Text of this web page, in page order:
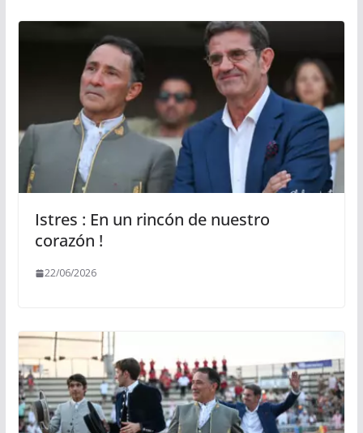
Istres : En un rincón de nuestro
corazón !
22/06/2026